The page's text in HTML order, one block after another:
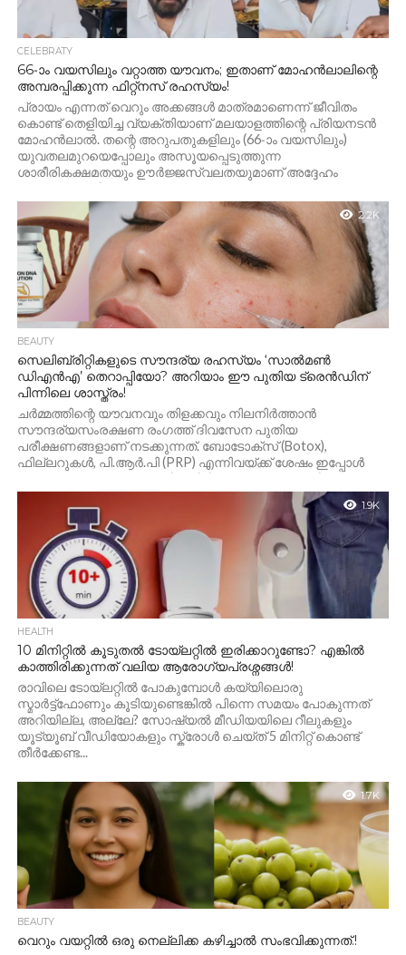
CELEBRATY
66-ാം വയസിലും വറ്റാത്ത യൗവനം; ഇതാണ് മോഹൻലാലിന്റെ
അമ്പരപ്പിക്കുന്ന ഫിറ്റ്‌നസ് രഹസ്യം!
പ്രായം എന്നത് വെറും അക്കങ്ങൾ മാത്രമാണെന്ന് ജീവിതം
കൊണ്ട് തെളിയിച്ച വ്യക്തിയാണ് മലയാളത്തിന്റെ പ്രിയനടൻ
മോഹൻലാൽ. തന്റെ അറുപതുകളിലും (66-ാം വയസിലും)
യുവതലമുറയെപ്പോലും അസൂയപ്പെടുത്തുന്ന
ശാരീരികക്ഷമതയും ഊർജ്ജസ്വലതയുമാണ് അദ്ദേഹം
കാത്തുസൂക്ഷിക്കുന്നത്....
2.2K
BEAUTY
സെലിബ്രിറ്റികളുടെ സൗന്ദര്യ രഹസ്യം ‘സാൽമൺ
ഡിഎൻഎ’ തെറാപ്പിയോ? അറിയാം ഈ പുതിയ ട്രെൻഡിന്
പിന്നിലെ ശാസ്ത്രം!
ചർമ്മത്തിന്റെ യൗവനവും തിളക്കവും നിലനിർത്താൻ
സൗന്ദര്യസംരക്ഷണ രംഗത്ത് ദിവസേന പുതിയ
പരീക്ഷണങ്ങളാണ് നടക്കുന്നത്. ബോടോക്സ് (Botox),
ഫില്ലറുകൾ, പി.ആർ.പി (PRP) എന്നിവയ്ക്ക് ശേഷം ഇപ്പോൾ
ലോകമെമ്പാടുമുള്ള സെലിബ്രിറ്റികളുടെയും ബ്യൂട്ടി
ഇൻഫ്ലുവൻസർമാരുടെയും...
1.9K
HEALTH
10 മിനിറ്റിൽ കൂടുതൽ ടോയ്‌ലറ്റിൽ ഇരിക്കാറുണ്ടോ? എങ്കിൽ
കാത്തിരിക്കുന്നത് വലിയ ആരോഗ്യപ്രശ്നങ്ങൾ!
രാവിലെ ടോയ്‌ലറ്റിൽ പോകുമ്പോൾ കയ്യിലൊരു
സ്മാർട്ട്‌ഫോണും കൂടിയുണ്ടെങ്കിൽ പിന്നെ സമയം പോകുന്നത്
അറിയില്ല, അല്ലേ? സോഷ്യൽ മീഡിയയിലെ റീലുകളും
യൂട്യൂബ് വീഡിയോകളും സ്ക്രോൾ ചെയ്ത് 5 മിനിറ്റ് കൊണ്ട്
തീർക്കേണ്ട...
1.7K
BEAUTY
വെറും വയറ്റിൽ ഒരു നെല്ലിക്ക കഴിച്ചാൽ സംഭവിക്കുന്നത്.!